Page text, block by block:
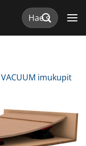
Etsi:
VACUUM imukupit